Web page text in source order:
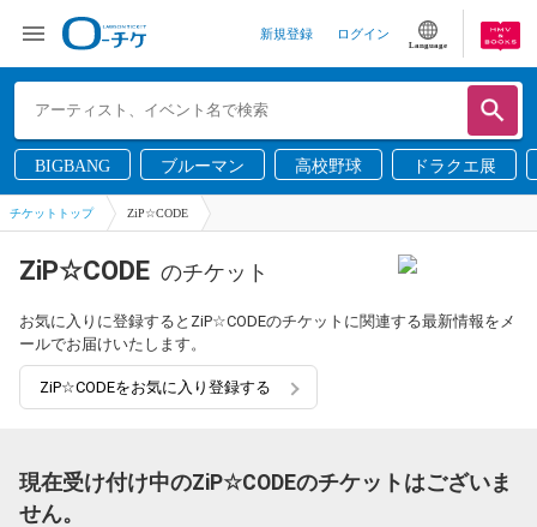
新規登録 ログイン
Language
BIGBANG ブルーマン 高校野球 ドラクエ展
チケットトップ ZiP☆CODE
ZiP☆CODE のチケット
お気に入りに登録するとZiP☆CODEのチケットに関連する最新情報をメ
ールでお届けいたします。
ZiP☆CODEをお気に入り登録する
現在受け付け中のZiP☆CODEのチケットはございま
せん。